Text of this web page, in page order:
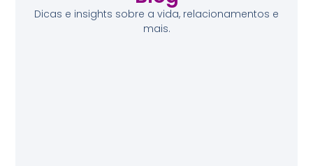
Dicas e insights sobre a vida, relacionamentos e
mais.